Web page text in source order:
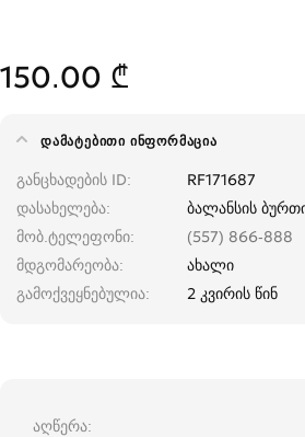
150.00 ₾
ᲓᲐᲛᲐᲢᲔᲑᲘᲗᲘ ᲘᲜᲤᲝᲠᲛᲐᲪᲘᲐ
განცხადების ID
RF171687
დასახელება
ბალანსის
მობ.ტელეფონი
(557) 866-888
მდგომარეობა
ახალი
გამოქვეყნებულია
2 კვირის წინ
აღწერა